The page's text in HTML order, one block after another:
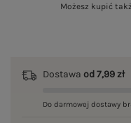
Możesz kupić
Dostawa od 7,99 zł
Do darmowej dostawy